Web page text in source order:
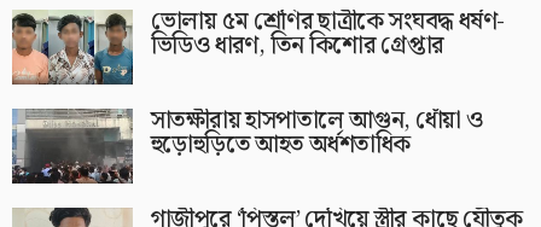
ভোলায় ৫ম শ্রেণির ছাত্রীকে সংঘবদ্ধ ধর্ষণ-
ভিডিও ধারণ, তিন কিশোর গ্রেপ্তার
সাতক্ষীরায় হাসপাতালে আগুন, ধোঁয়া ও
হুড়োহুড়িতে আহত অর্ধশতাধিক